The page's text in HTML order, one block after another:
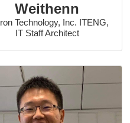
Weithenn
Technology, Inc. ITENG,
IT Staff Architect